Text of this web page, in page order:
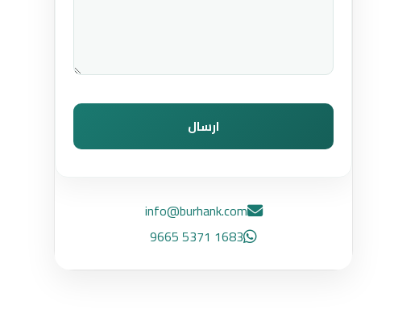
ارسال
info@burhank.com
1683 5371 9665